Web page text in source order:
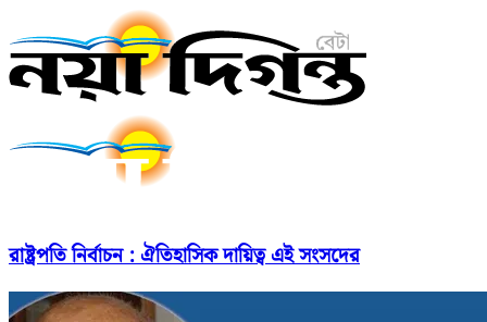
রাষ্ট্রপতি নির্বাচন : ঐতিহাসিক দায়িত্ব এই সংসদের